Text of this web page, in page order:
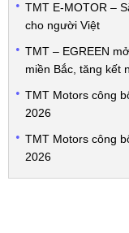
TMT E-MOTOR –
cho người Việt
TMT – EGREEN
miền Bắc, tăng kết
TMT Motors công
2026
TMT Motors công
2026